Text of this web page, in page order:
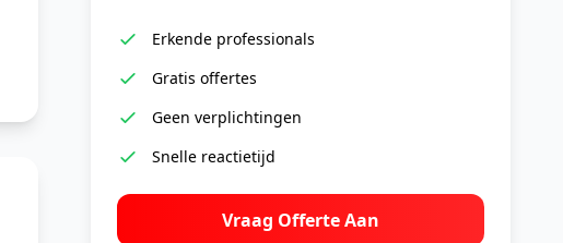
Erkende professionals
Gratis offertes
Geen verplichtingen
Snelle reactietijd
Vraag Offerte Aan